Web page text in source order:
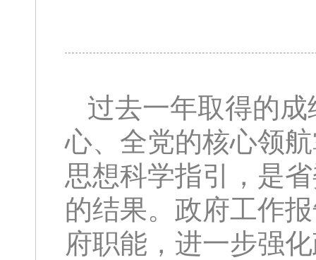
过去一年取得的
心、全党的核心领
思想科学指引，是
的结果。政府工作
府职能，进一步强